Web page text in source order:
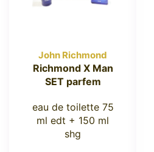
John Richmond
Richmond X Man
SET parfem
eau de toilette 75
ml edt + 150 ml
shg